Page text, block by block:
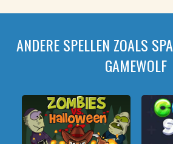
ANDERE SPELLEN ZOALS
GAMEWOLF